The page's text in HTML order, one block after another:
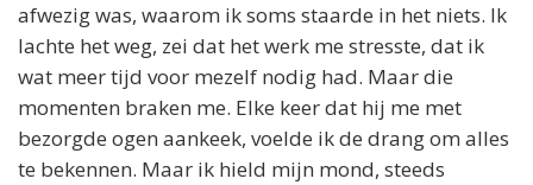
afwezig was, waarom ik soms staarde in het niets. Ik
lachte het weg, zei dat het werk me stresste, dat ik
wat meer tijd voor mezelf nodig had. Maar die
momenten braken me. Elke keer dat hij me met
bezorgde ogen aankeek, voelde ik de drang om alles
te bekennen. Maar ik hield mijn mond, steeds